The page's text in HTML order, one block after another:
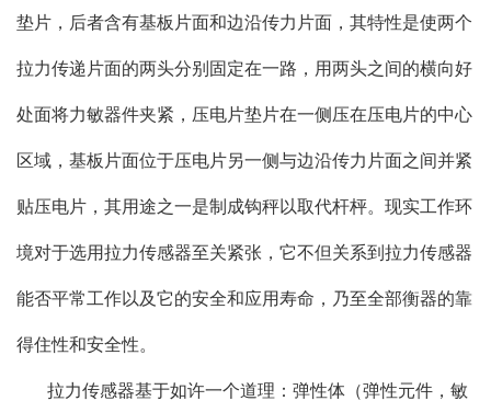
垫片，后者含有基板片面和边沿传力片面，其特性是使两个
拉力传递片面的两头分别固定在一路，用两头之间的横向好
处面将力敏器件夹紧，压电片垫片在一侧压在压电片的中心
区域，基板片面位于压电片另一侧与边沿传力片面之间并紧
贴压电片，其用途之一是制成钩秤以取代杆枰。现实工作环
境对于选用拉力传感器至关紧张，它不但关系到拉力传感器
能否平常工作以及它的安全和应用寿命，乃至全部衡器的靠
得住性和安全性。
拉力传感器基于如许一个道理：弹性体（弹性元件，敏